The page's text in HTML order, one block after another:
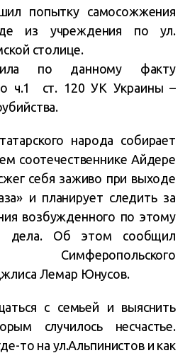
попытку самосожжения
из учреждения по ул.
столице.
по данному факту
ч.1 ст. 120 УК Украины –
народа собирает
соотечественнике Айдере
себя заживо при выходе
и планирует следить за
возбужденного по этому
дела. Об этом сообщил
Симферопольского
Лемар Юнусов.
с семьей и выяснить
случилось несчастье.
то на ул.Альпинистов и как